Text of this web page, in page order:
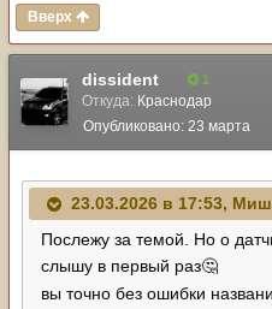
Вверх
dissident 1
Откуда: Краснодар
Опубликовано: 23 марта
23.03.2026 в 17:53,
Послежу за темой. Но о
слышу в первый раз🤔
вы точно без ошибки